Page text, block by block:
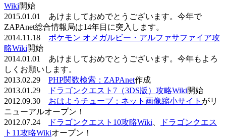
Wiki開始
2015.01.01 あけましておめでとうございます。今年で
ZAPAnet総合情報局は14年目に突入します。
2014.11.18 ポケモン オメガルビー・アルファサファイア攻
略Wiki開始
2014.01.01 あけましておめでとうございます。今年もよろ
しくお願いします。
2013.02.29 PHP関数検索：ZAPAnet作成
2013.01.29
ドラゴンクエスト7（3DS版）攻略Wiki開始
2012.09.30 おはようチューブ：ネット画像縮小サイト がリ
ニューアルオープン！
2012.07.24
ドラゴンクエスト10攻略Wiki
ドラゴンクエス
ト11攻略Wikiオープン！